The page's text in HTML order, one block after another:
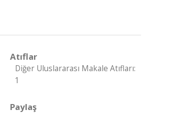
Atıflar
Diğer Uluslararası Makale Atıfları:
1
Paylaş